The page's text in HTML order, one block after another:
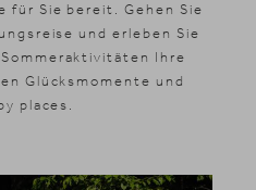
für Sie bereit. Gehen Sie
und erleben Sie
Ihre
Glücksmomente und
places.